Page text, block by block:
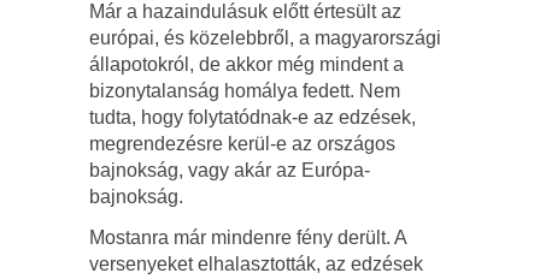
Már a hazaindulásuk előtt értesült az
európai, és közelebbről, a magyarországi
állapotokról, de akkor még mindent a
bizonytalanság homálya fedett. Nem
tudta, hogy folytatódnak-e az edzések,
megrendezésre kerül-e az országos
bajnokság, vagy akár az Európa-
bajnokság.
Mostanra már mindenre fény derült. A
versenyeket elhalasztották, az edzések